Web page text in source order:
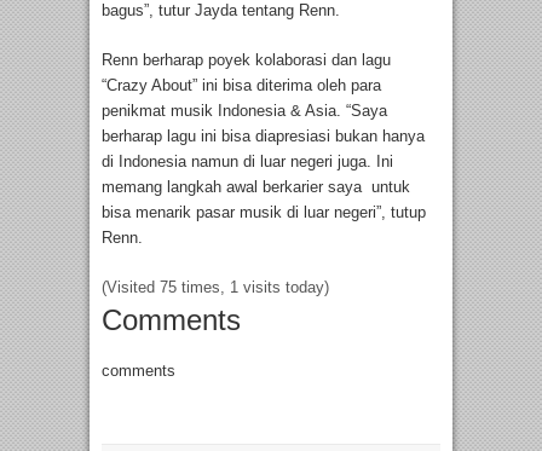
bagus”, tutur Jayda tentang Renn.
Renn berharap poyek kolaborasi dan lagu
“Crazy About” ini bisa diterima oleh para
penikmat musik Indonesia & Asia. “Saya
berharap lagu ini bisa diapresiasi bukan hanya
di Indonesia namun di luar negeri juga. Ini
memang langkah awal berkarier saya untuk
bisa menarik pasar musik di luar negeri”, tutup
Renn.
(Visited 75 times, 1 visits today)
Comments
comments